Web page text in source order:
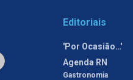
Editoriais
'Por Ocasião…'
Agenda RN
Gastronomia